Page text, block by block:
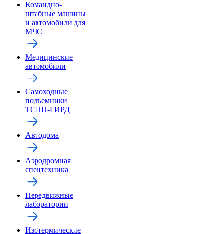
Командно-
штабные машины
и автомобили для
МЧС
Медицинские
автомобили
Самоходные
подъемники
ТСПП-ГИРД
Автодома
Аэродромная
спецтехника
Передвижные
лаборатории
Изотермические